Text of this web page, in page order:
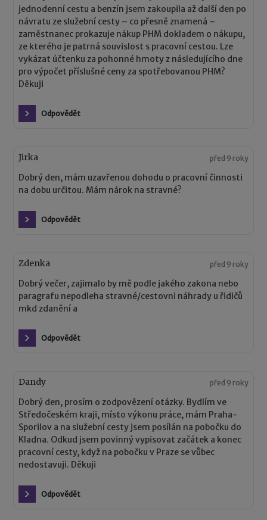
jednodenní cestu a benzín jsem zakoupila až další den po
návratu ze služební cesty – co přesně znamená –
zaměstnanec prokazuje nákup PHM dokladem o nákupu,
ze kterého je patrná souvislost s pracovní cestou. Lze
vykázat účtenku za pohonné hmoty z následujícího dne
pro výpočet příslušné ceny za spotřebovanou PHM?
Děkuji
Odpovědět
Jirka před 9 roky
Dobrý den, mám uzavřenou dohodu o pracovní činnosti
na dobu určitou. Mám nárok na stravné?
Odpovědět
Zdenka před 9 roky
Dobrý večer, zajimalo by mě podle jakého zakona nebo
paragrafu nepodleha stravné/cestovni náhrady u řidičů
mkd zdanění a
Odpovědět
Dandy před 9 roky
Dobrý den, prosím o zodpovězení otázky. Bydlím ve
Středočeském kraji, místo výkonu práce, mám Praha-
Sporilov a na služební cesty jsem posílán na pobočku do
Kladna. Odkud jsem povinný vypisovat začátek a konec
pracovní cesty, když na pobočku v Praze se vůbec
nedostavuji. Děkuji
Odpovědět